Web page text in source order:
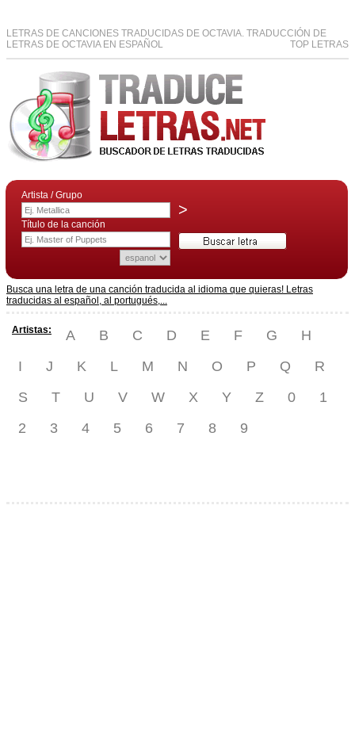
LETRAS DE CANCIONES TRADUCIDAS DE OCTAVIA. TRADUCCIÓN DE
LETRAS DE OCTAVIA EN ESPAÑOL
TOP LETRAS
Artista / Grupo
>
Título de la canción
Busca una letra de una canción traducida al idioma que quieras! Letras
traducidas al español, al portugués,...
Artistas: A B C D E F G
H
I
J K L M N O P Q
R
S
T U V W X Y Z 0
1
2
3 4 5 6 7 8 9